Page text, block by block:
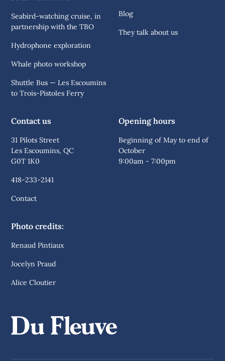
Seabird-watching cruise, in
partnership with the TBO
Hydrophone exploration
Whale photo workshop
Shuttle Bus — Les Escoumins
to Trois-Pistoles Ferry
Blog
They talk about us
Contact us
31 Pilots Street
Les Escoumins, QC
G0T 1K0
418-233-2141
Contact
Opening hours
Beginning of May to end of
October
9:00am - 7:00pm
Photo credits:
Renaud Pintiaux
Jocelyn Praud
Alice Cloutier